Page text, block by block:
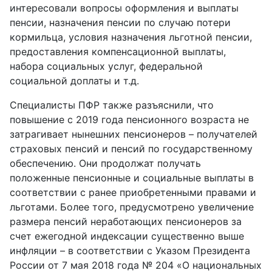
интересовали вопросы оформления и выплаты
пенсии, назначения пенсии по случаю потери
кормильца, условия назначения льготной пенсии,
предоставления компенсационной выплаты,
набора социальных услуг, федеральной
социальной доплаты и т.д.
Специалисты ПФР также разъяснили, что
повышение с 2019 года пенсионного возраста не
затрагивает нынешних пенсионеров – получателей
страховых пенсий и пенсий по государственному
обеспечению. Они продолжат получать
положенные пенсионные и социальные выплаты в
соответствии с ранее приобретенными правами и
льготами. Более того, предусмотрено увеличение
размера пенсий неработающих пенсионеров за
счет ежегодной индексации существенно выше
инфляции – в соответствии с Указом Президента
России от 7 мая 2018 года № 204 «О национальных